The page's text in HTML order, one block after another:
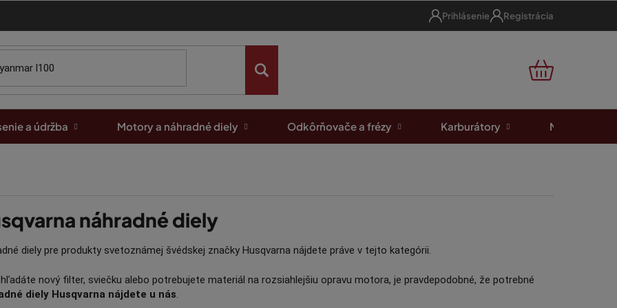
Prihlásenie Registrácia
NÁKUPNÝ
a údržba Motory a náhradné diely Odkôrňovače a frézy Karburátory Motorové
náhradné diely
diely pre produkty svetoznámej švédskej značky Husqvarna nájdete práve v tejto kategórii.
nový filter, sviečku alebo potrebujete materiál na rozsiahlejšiu opravu motora, je pravdepodobné, že potrebné
diely Husqvarna nájdete u nás.